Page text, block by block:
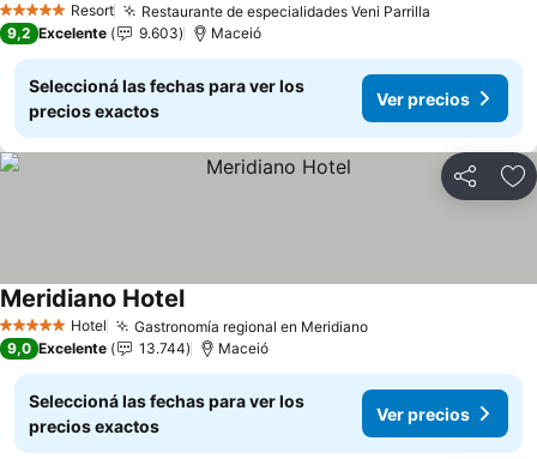
5 Estrellas Resort Restaurante de especialidades Veni Parrilla
9,2 Excelente 9.603 Maceió
Seleccioná las fechas para ver los
precios exactos
Ver precios
Compartir
5 Estrellas Hotel Gastronomía regional en MeridianoVer precios
Meridiano HotelVer precios
9,0 Excelente 13.744 Maceió
Seleccioná las fechas para ver los
precios exactos
Ver precios